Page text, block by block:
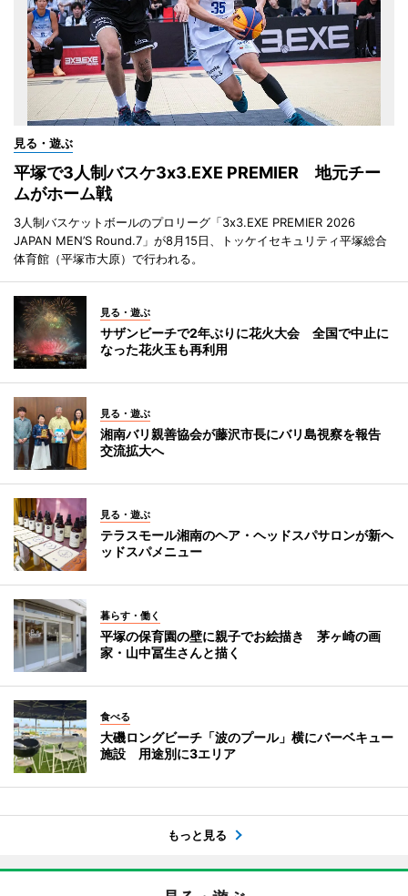
見る・遊ぶ
平塚で3人制バスケ3x3.EXE PREMIER 地元チー
ムがホーム戦
3人制バスケットボールのプロリーグ「3x3.EXE PREMIER 2026
JAPAN MEN’S Round.7」が8月15日、トッケイセキュリティ平塚総合
体育館（平塚市大原）で行われる。
見る・遊ぶ
サザンビーチで2年ぶりに花火大会 全国で中止に
なった花火玉も再利用
見る・遊ぶ
湘南バリ親善協会が藤沢市長にバリ島視察を報告
交流拡大へ
見る・遊ぶ
テラスモール湘南のヘア・ヘッドスパサロンが新ヘ
ッドスパメニュー
暮らす・働く
平塚の保育園の壁に親子でお絵描き 茅ヶ崎の画
家・山中冨生さんと描く
食べる
大磯ロングビーチ「波のプール」横にバーベキュー
施設 用途別に3エリア
もっと見る